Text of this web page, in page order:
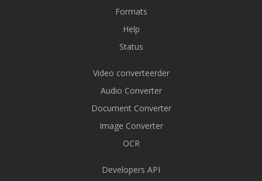
Formats
Help
Status
Video converteerder
Audio Converter
Document Converter
Image Converter
OCR
Developers API